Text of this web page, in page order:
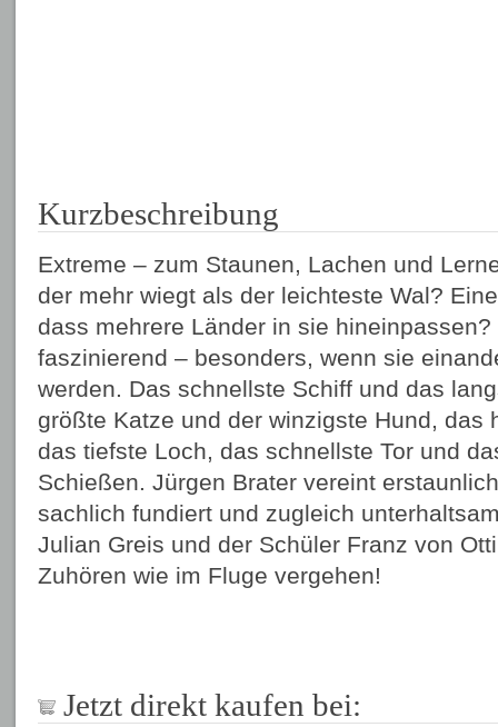
Kurzbeschreibung
Extreme – zum Staunen, Lachen und
der mehr wiegt als der leichteste Wal?
dass mehrere Länder in sie
faszinierend – besonders, wenn sie
werden. Das schnellste Schiff und das
größte Katze und der winzigste Hund, das
das tiefste Loch, das schnellste Tor und
Schießen. Jürgen Brater vereint
sachlich fundiert und zugleich
Julian Greis und der Schüler Franz von
Zuhören wie im Fluge vergehen!
Jetzt direkt kaufen bei: